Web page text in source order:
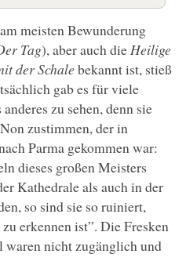
meisten Bewunderung
Tag), aber auch dieHeilige
der Schalebekannt ist, stieß
gab es für viele
zu sehen, denn sie
zustimmen, der in
Parma gekommen war:
dieses großen Meisters
Kathedrale als auch in der
so sind sie so ruiniert,
erkennen ist”. Die Fresken
waren nicht zugänglich und